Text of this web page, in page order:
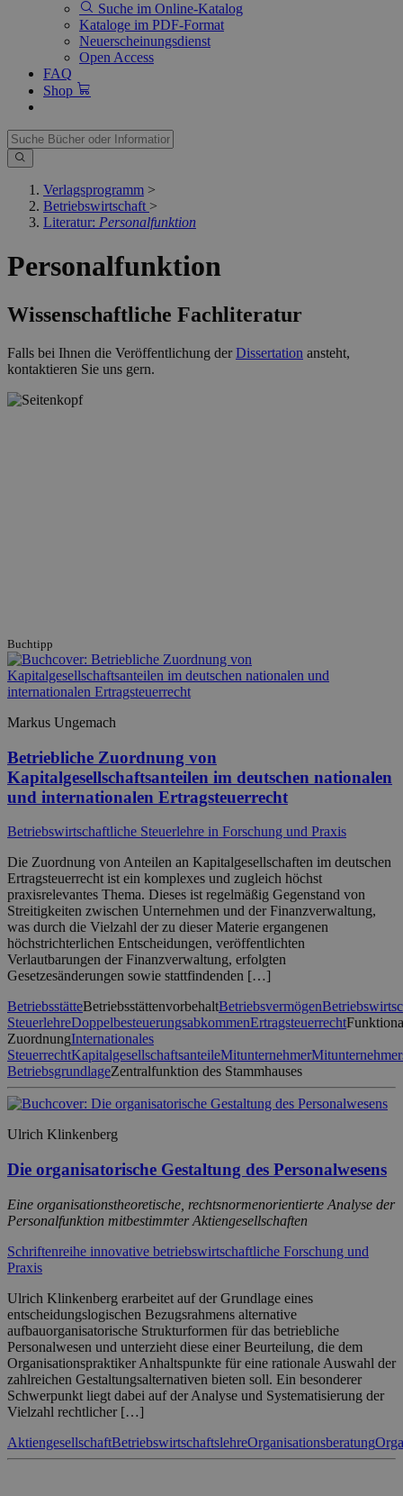
Suche im Online-Katalog
Kataloge im PDF-Format
Neuerscheinungsdienst
Open Access
FAQ
Shop
Verlagsprogramm >
Betriebswirtschaft >
Literatur: Personalfunktion
Personalfunktion
Wissenschaftliche Fachliteratur
Falls bei Ihnen die Veröffentlichung derDissertation ansteht,
kontaktieren Sie uns gern.
Buchtipp
Markus Ungemach
Betriebliche Zuordnung von
Kapitalgesellschaftsanteilen im deutschen nationalen
und internationalen Ertragsteuerrecht
Betriebswirtschaftliche Steuerlehre in Forschung und Praxis
Die Zuordnung von Anteilen an Kapitalgesellschaften im deutschen
Ertragsteuerrecht ist ein komplexes und zugleich höchst
praxisrelevantes Thema. Dieses ist regelmäßig Gegenstand von
Streitigkeiten zwischen Unternehmen und der Finanzverwaltung,
was durch die Vielzahl der zu dieser Materie ergangenen
höchstrichterlichen Entscheidungen, veröffentlichten
Verlautbarungen der Finanzverwaltung, erfolgten
Gesetzesänderungen sowie stattfindenden […]
BetriebsstätteBetriebsstättenvorbehaltBetriebsvermögen
SteuerlehreDoppelbesteuerungsabkommenErtragsteuerrecht
ZuordnungInternationales
SteuerrechtKapitalgesellschaftsanteileMitunternehmer
BetriebsgrundlageZentralfunktion des Stammhauses
Ulrich Klinkenberg
Die organisatorische Gestaltung des Personalwesens
Eine organisationstheoretische, rechtsnormenorientierte Analyse der
Personalfunktion mitbestimmter Aktiengesellschaften
Schriftenreihe innovative betriebswirtschaftliche Forschung und
Praxis
Ulrich Klinkenberg erarbeitet auf der Grundlage eines
entscheidungslogischen Bezugsrahmens alternative
aufbauorganisatorische Strukturformen für das betriebliche
Personalwesen und unterzieht diese einer Beurteilung, die dem
Organisationspraktiker Anhaltspunkte für eine rationale Auswahl der
zahlreichen Gestaltungsalternativen bieten soll. Ein besonderer
Schwerpunkt liegt dabei auf der Analyse und Systematisierung der
Vielzahl rechtlicher […]
AktiengesellschaftBetriebswirtschaftslehreOrganisationsberatung